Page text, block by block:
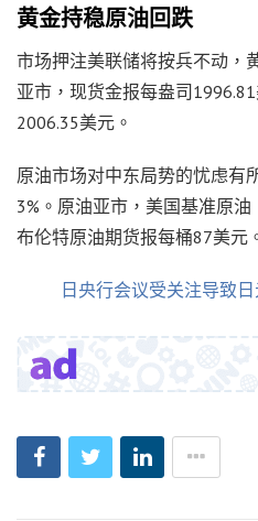
黄金持稳原油回跌
市场押注美联储将按兵不动，
亚市，现货金报每盎司
2006.35美元。
原油市场对中东局势的忧虑有
3%。原油亚市，美国基准原油
布伦特原油期货报每桶87美元
日央行会议受关注导致